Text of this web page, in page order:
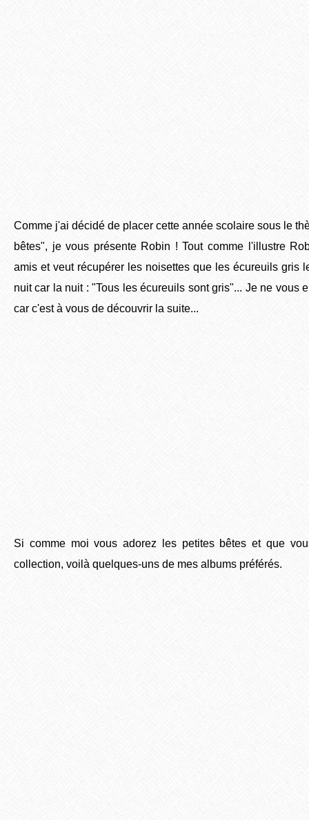
Comme j'ai décidé de placer cette année scolaire sous le
bêtes", je vous présente Robin ! Tout comme l'illustre
amis et veut récupérer les noisettes que les écureuils gris
nuit car la nuit : "Tous les écureuils sont gris"... Je ne vous
car c'est à vous de découvrir la suite...
Si comme moi vous adorez les petites bêtes et que
collection, voilà quelques-uns de mes albums préférés.